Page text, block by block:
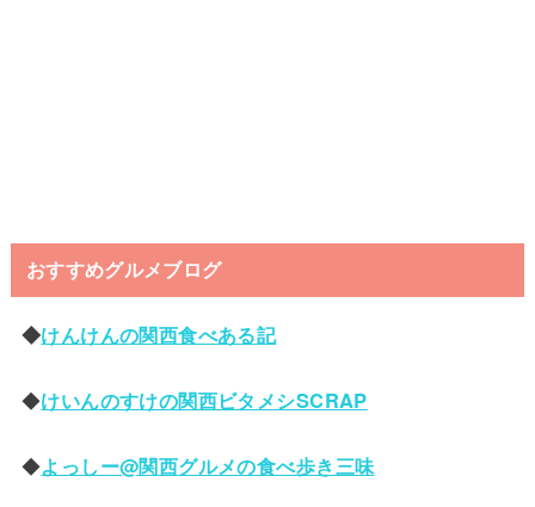
おすすめグルメブログ
◆けんけんの関西食べある記
◆けいんのすけの関西ビタメシSCRAP
◆よっしー@関西グルメの食べ歩き三味